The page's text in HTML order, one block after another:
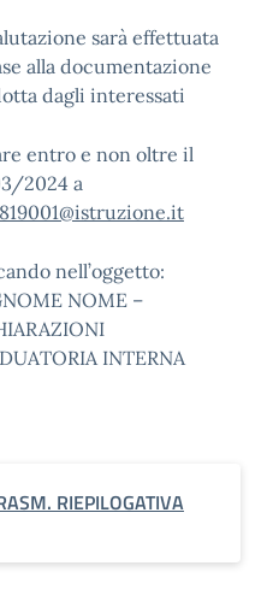
sarà effettuata
alla documentazione
dagli interessati
entro e non oltre il
2024 a
nell’oggetto:
NOME –
INTERNA
RIEPILOGATIVA